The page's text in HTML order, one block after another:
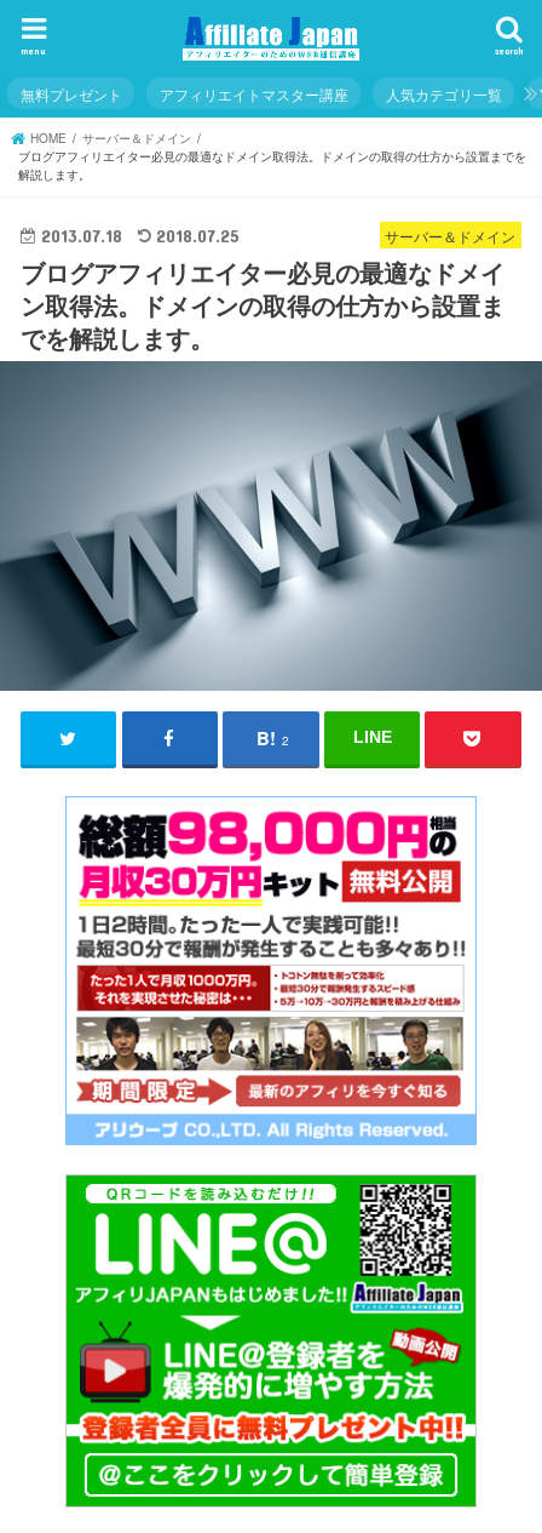
search
menu
無料プレゼント アフィリエイトマスター講座 人気カテゴリ一覧
HOME
サーバー＆ドメイン
ブログアフィリエイター必見の最適なドメイン取得法。ドメインの取得の仕方から設置までを
解説します。
サーバー＆ドメイン
2013.07.18 2018.07.25
ブログアフィリエイター必見の最適なドメイ
ン取得法。ドメインの取得の仕方から設置ま
でを解説します。
2 LINE